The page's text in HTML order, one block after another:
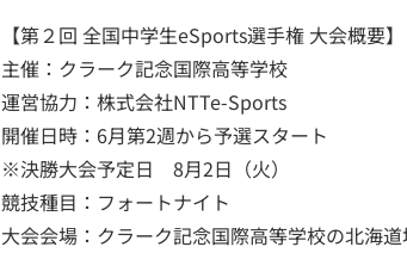
【第２回 全国中学生eSports選手権 大会概要】
主催：クラーク記念国際高等学校
運営協力：株式会社NTTe-Sports
開催日時：6月第2週から予選スタート
※決勝大会予定日　8月2日（火）
競技種目：フォートナイト
大会会場：クラーク記念国際高等学校の北海